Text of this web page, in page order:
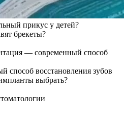
прикус у детей?
восстановления зубов